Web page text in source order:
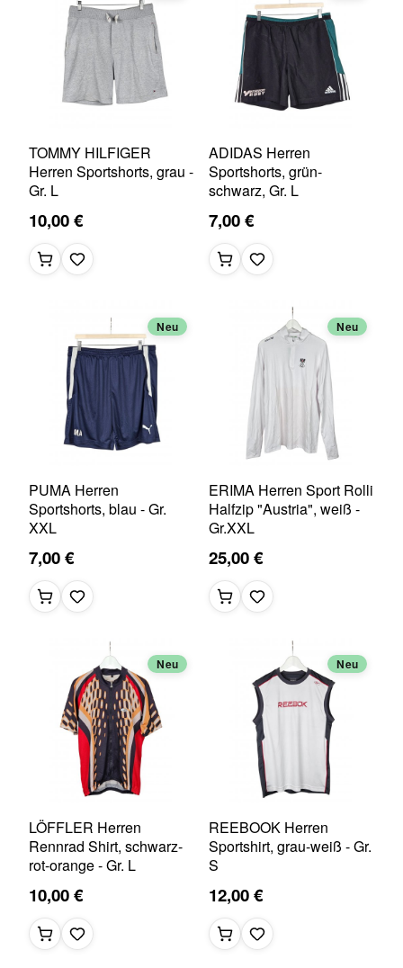
TOMMY HILFIGER
Herren Sportshorts, grau -
Gr. L
10,00 €
ADIDAS Herren
Sportshorts, grün-
schwarz, Gr. L
7,00 €
Neu
PUMA Herren
Sportshorts, blau - Gr.
XXL
7,00 €
Neu
ERIMA Herren Sport Rolli
Halfzip "Austria", weiß -
Gr.XXL
25,00 €
Neu
LÖFFLER Herren
Rennrad Shirt, schwarz-
rot-orange - Gr. L
10,00 €
Neu
REEBOOK Herren
Sportshirt, grau-weiß - Gr.
S
12,00 €